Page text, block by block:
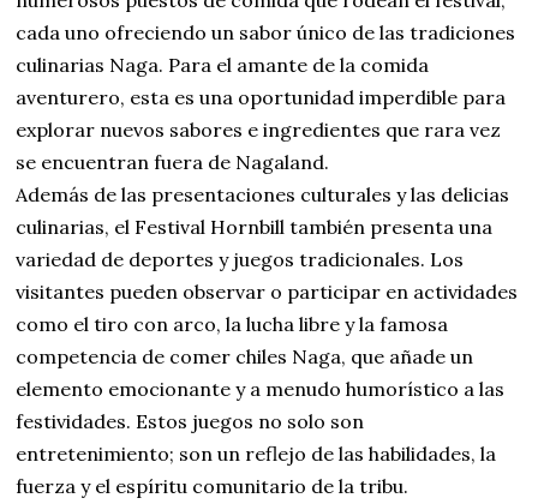
cada uno ofreciendo un sabor único de las tradiciones
culinarias Naga. Para el amante de la comida
aventurero, esta es una oportunidad imperdible para
explorar nuevos sabores e ingredientes que rara vez
se encuentran fuera de Nagaland.
Además de las presentaciones culturales y las delicias
culinarias, el Festival Hornbill también presenta una
variedad de deportes y juegos tradicionales. Los
visitantes pueden observar o participar en actividades
como el tiro con arco, la lucha libre y la famosa
competencia de comer chiles Naga, que añade un
elemento emocionante y a menudo humorístico a las
festividades. Estos juegos no solo son
entretenimiento; son un reflejo de las habilidades, la
fuerza y el espíritu comunitario de la tribu.